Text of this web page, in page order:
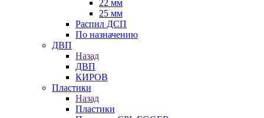
22 мм
25 мм
Распил ДСП
По назначению
ДВП
Назад
ДВП
КИРОВ
Пластики
Назад
Пластики